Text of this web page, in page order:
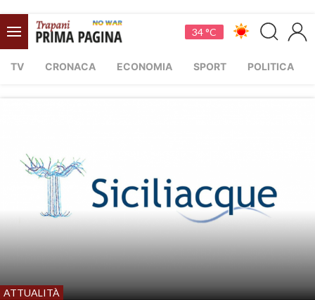
34 °C
TV CRONACA ECONOMIA SPORT POLITICA
ATTUALITÀ